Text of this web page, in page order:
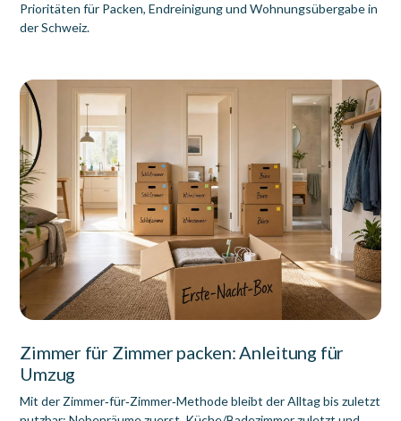
Prioritäten für Packen, Endreinigung und Wohnungsübergabe in
der Schweiz.
Zimmer für Zimmer packen: Anleitung für
Umzug
Mit der Zimmer‑für‑Zimmer‑Methode bleibt der Alltag bis zuletzt